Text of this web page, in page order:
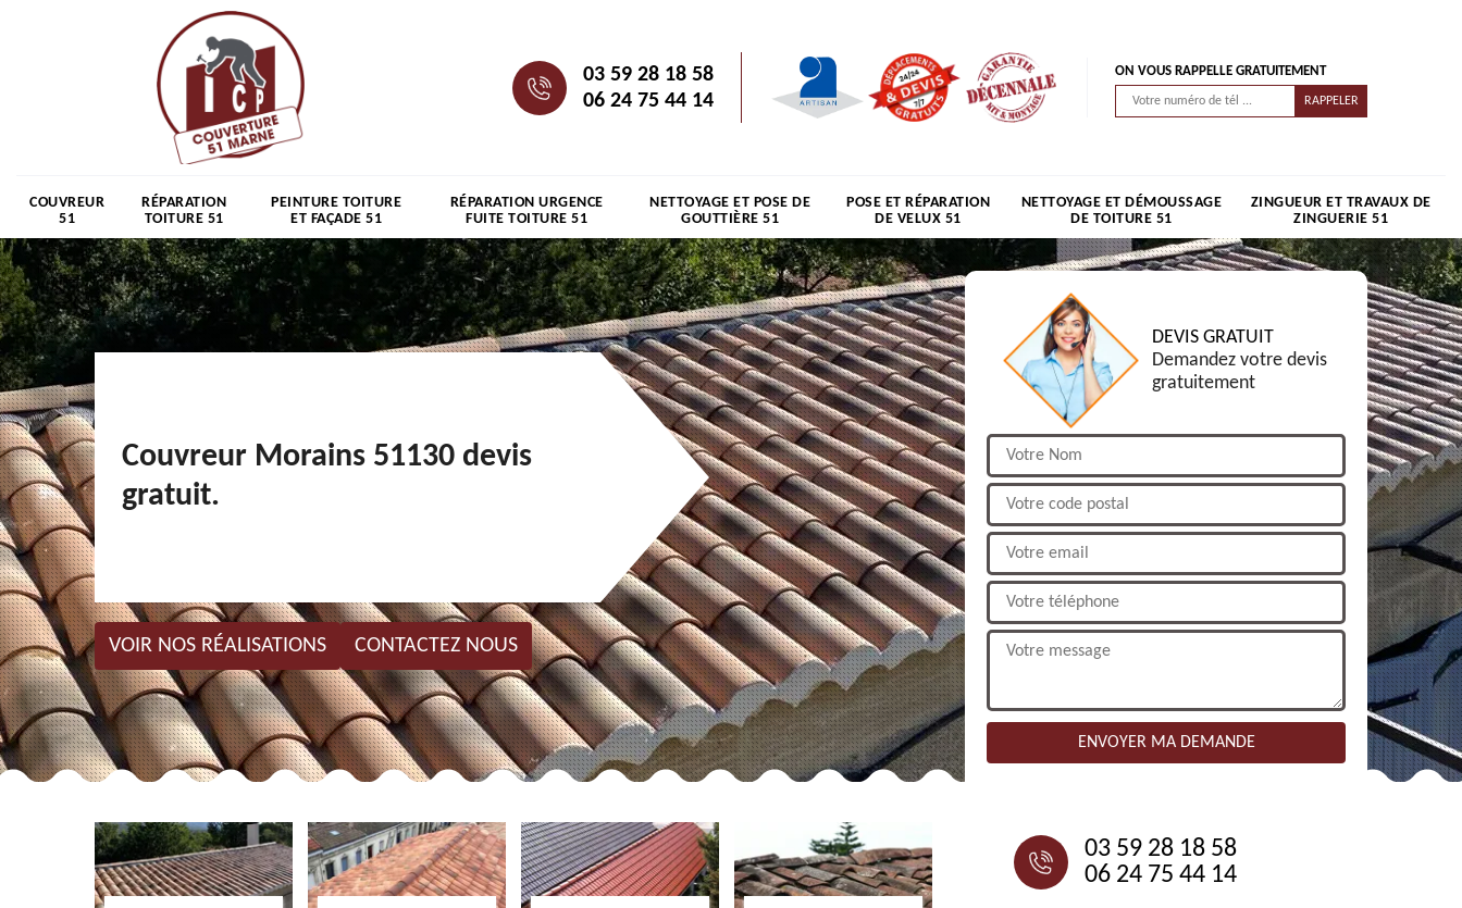
03 59 28 18 58
06 24 75 44 14
ON VOUS RAPPELLE GRATUITEMENT
COUVREUR
51
RÉPARATION
TOITURE 51
PEINTURE TOITURE
ET FAÇADE 51
RÉPARATION URGENCE
FUITE TOITURE 51
NETTOYAGE ET POSE DE
GOUTTIÈRE 51
POSE ET RÉPARATION
DE VELUX 51
NETTOYAGE ET DÉMOUSSAGE
DE TOITURE 51
ZINGUEUR ET TRAVAUX DE
ZINGUERIE 51
Couvreur Morains 51130 devis
gratuit.
VOIR NOS RÉALISATIONS CONTACTEZ NOUS
DEVIS GRATUIT
Demandez votre devis
gratuitement
03 59 28 18 58
06 24 75 44 14